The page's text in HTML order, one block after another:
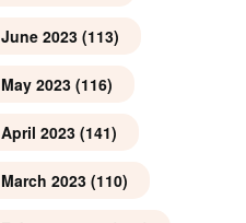
June 2023(113)
May 2023(116)
April 2023(141)
March 2023(110)